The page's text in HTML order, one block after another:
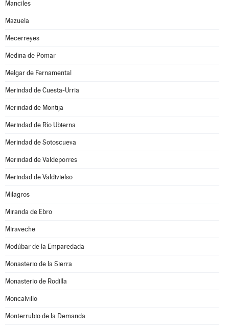
Manciles
Mazuela
Mecerreyes
Medina de Pomar
Melgar de Fernamental
Merindad de Cuesta-Urria
Merindad de Montija
Merindad de Río Ubierna
Merindad de Sotoscueva
Merindad de Valdeporres
Merindad de Valdivielso
Milagros
Miranda de Ebro
Miraveche
Modúbar de la Emparedada
Monasterio de la Sierra
Monasterio de Rodilla
Moncalvillo
Monterrubio de la Demanda